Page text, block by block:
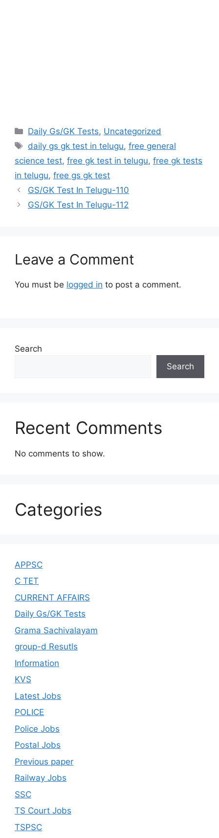
Categories
Daily Gs/GK Tests, Uncategorized
Tags
daily gs gk test in telugu,free general
science test, free gk test in telugu, free gk tests
in telugu, free gs gk test
GS/GK Test In Telugu-110
GS/GK Test In Telugu-112
Leave a Comment
You must be logged in to post a comment.
Search
Search
Recent Comments
No comments to show.
Categories
APPSC
C TET
CURRENT AFFAIRS
Daily Gs/GK Tests
Grama Sachivalayam
group-d Resutls
Information
KVS
Latest Jobs
POLICE
Police Jobs
Postal Jobs
Previous paper
Railway Jobs
SSC
TS Court Jobs
TSPSC